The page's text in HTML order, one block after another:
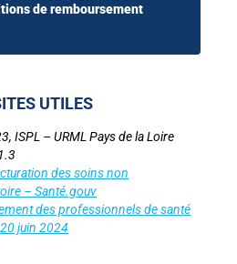
de remboursement
UTILES
ISPL – URML Pays de la Loire
des soins non
– Santé.gouv
des professionnels de santé
juin 2024